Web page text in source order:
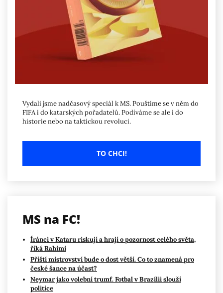
Vydali jsme nadčasový speciál k MS. Pouštíme se v něm do
FIFA i do katarských pořadatelů. Podíváme se ale i do
historie nebo na taktickou revoluci.
TO CHCI!
MS na FC!
Íránci v Kataru riskují a hrají o pozornost celého světa,
říká Rahimi
Příští mistrovství bude o dost větší. Co to znamená pro
české šance na účast?
Neymar jako volební trumf. Fotbal v Brazílii slouží
politice